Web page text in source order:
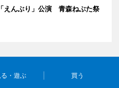
えんぶり」公演 青森ねぶた祭
る・遊ぶ 買う